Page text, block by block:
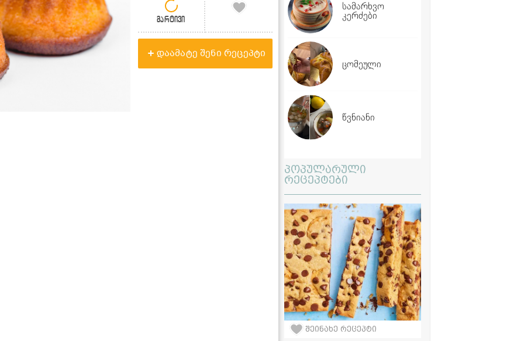
მარტივი
დაამატე შენი რეცეპტი
სამარხვო
კერძები
ცომეული
წვნიანი
პოპულარული
რეცეპტები
შეინახე რეცეპტი